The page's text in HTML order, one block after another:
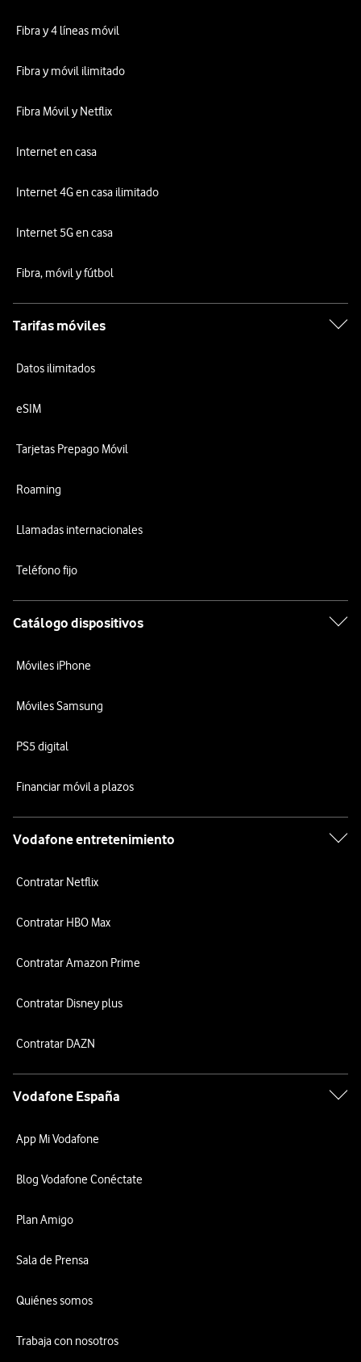
Fibra y 4 líneas móvil
Fibra y móvil ilimitado
Fibra Móvil y Netflix
Internet en casa
Internet 4G en casa ilimitado
Internet 5G en casa
Fibra, móvil y fútbol
Tarifas móviles
Datos ilimitados
eSIM
Tarjetas Prepago Móvil
Roaming
Llamadas internacionales
Teléfono fijo
Catálogo dispositivos
Móviles iPhone
Móviles Samsung
PS5 digital
Financiar móvil a plazos
Vodafone entretenimiento
Contratar Netflix
Contratar HBO Max
Contratar Amazon Prime
Contratar Disney plus
Contratar DAZN
Vodafone España
App Mi Vodafone
Blog Vodafone Conéctate
Plan Amigo
Sala de Prensa
Quiénes somos
Trabaja con nosotros